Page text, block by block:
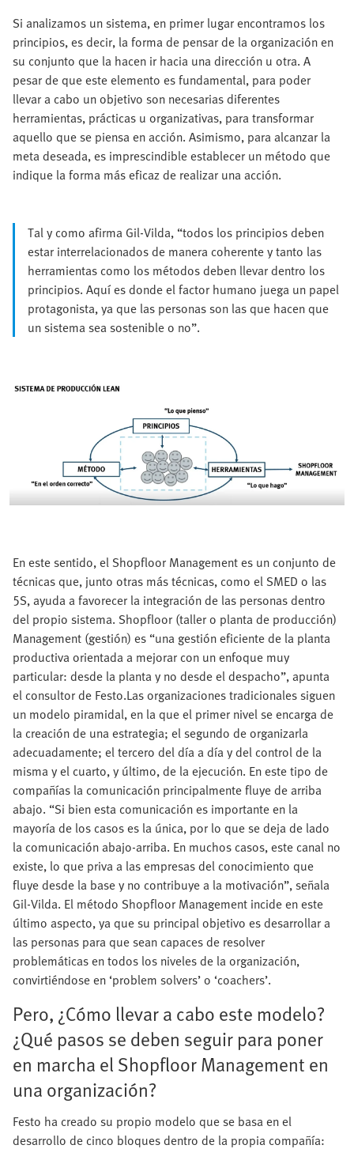
Si analizamos un sistema, en primer lugar encontramos los
principios, es decir, la forma de pensar de la organización en
su conjunto que la hacen ir hacia una dirección u otra. A
pesar de que este elemento es fundamental, para poder
llevar a cabo un objetivo son necesarias diferentes
herramientas, prácticas u organizativas, para transformar
aquello que se piensa en acción. Asimismo, para alcanzar la
meta deseada, es imprescindible establecer un método que
indique la forma más eficaz de realizar una acción.
Tal y como afirma Gil-Vilda, “todos los principios deben
estar interrelacionados de manera coherente y tanto las
herramientas como los métodos deben llevar dentro los
principios. Aquí es donde el factor humano juega un papel
protagonista, ya que las personas son las que hacen que
un sistema sea sostenible o no”.
En este sentido, el Shopfloor Management es un conjunto de
técnicas que, junto otras más técnicas, como el SMED o las
5S, ayuda a favorecer la integración de las personas dentro
del propio sistema. Shopfloor (taller o planta de producción)
Management (gestión) es “una gestión eficiente de la planta
productiva orientada a mejorar con un enfoque muy
particular: desde la planta y no desde el despacho”, apunta
el consultor de Festo.Las organizaciones tradicionales siguen
un modelo piramidal, en la que el primer nivel se encarga de
la creación de una estrategia; el segundo de organizarla
adecuadamente; el tercero del día a día y del control de la
misma y el cuarto, y último, de la ejecución. En este tipo de
compañías la comunicación principalmente fluye de arriba
abajo. “Si bien esta comunicación es importante en la
mayoría de los casos es la única, por lo que se deja de lado
la comunicación abajo-arriba. En muchos casos, este canal no
existe, lo que priva a las empresas del conocimiento que
fluye desde la base y no contribuye a la motivación”, señala
Gil-Vilda. El método Shopfloor Management incide en este
último aspecto, ya que su principal objetivo es desarrollar a
las personas para que sean capaces de resolver
problemáticas en todos los niveles de la organización,
convirtiéndose en ‘problem solvers’ o ‘coachers’.
Pero, ¿Cómo llevar a cabo este modelo?
¿Qué pasos se deben seguir para poner
en marcha el Shopfloor Management en
una organización?
Festo ha creado su propio modelo que se basa en el
desarrollo de cinco bloques dentro de la propia compañía: